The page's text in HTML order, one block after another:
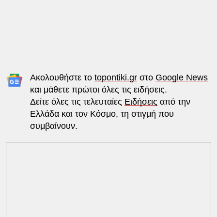
Ακολουθήστε το topontiki.grστο Google News
και μάθετε πρώτοι όλες τις ειδήσεις.
Δείτε όλες τις τελευταίες Ειδήσεις από την
Ελλάδα και τον Κόσμο, τη στιγμή που
συμβαίνουν.